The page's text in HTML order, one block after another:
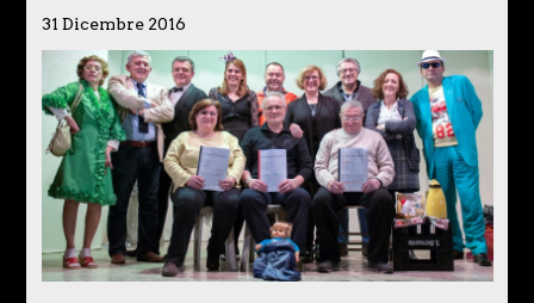
31 Dicembre 2016